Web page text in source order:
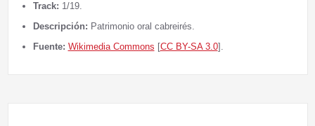
Track: 1/19.
Descripción: Patrimonio oral cabreirés.
Fuente: Wikimedia Commons [CC BY-SA 3.0].